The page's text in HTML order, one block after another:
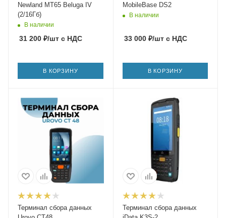
Newland MT65 Beluga IV
(2/16Гб)
В наличии
31 200 ₽/шт с НДС
В КОРЗИНУ
MobileBase DS2
В наличии
33 000₽/штс НДС
В КОРЗИНУ
Терминал сбора данных
Терминал сбора данных